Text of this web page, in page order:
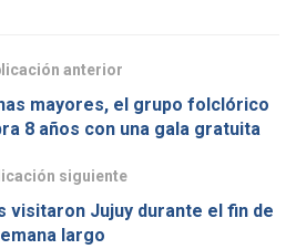
anterior
mayores, el grupo folclórico
8 años con una gala gratuita
siguiente
visitaron Jujuy durante el fin de
largo